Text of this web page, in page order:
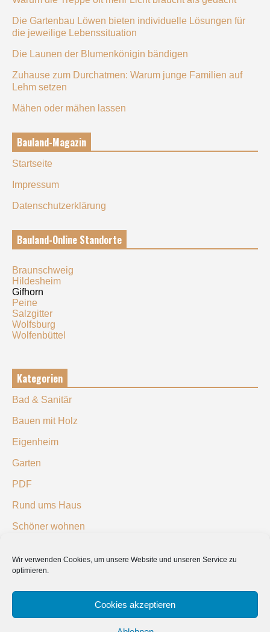
Wir verwenden Cookies, um unsere Website und unseren Service zu
optimieren.
Cookies akzeptieren
Die Gartenbau Löwen bieten individuelle Lösungen für
die jeweilige Lebenssituation
Die Launen der Blumenkönigin bändigen
Zuhause zum Durchatmen: Warum junge Familien auf
Lehm setzen
Mähen oder mähen lassen
Bauland-Magazin
Startseite
Impressum
Datenschutzerklärung
Bauland-Online Standorte
Braunschweig
Hildesheim
Gifhorn
Peine
Salzgitter
Wolfsburg
Wolfenbüttel
Kategorien
Bad & Sanitär
Bauen mit Holz
Eigenheim
Garten
PDF
Rund ums Haus
Schöner wohnen